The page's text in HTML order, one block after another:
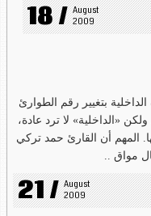
18 / August
2009
بتغيير رقم الطوارئ
ولكن «الداخلية» لا ترد عادة،
المهم أن القارئ حمد تركي
مواق ..
21 / August
2009